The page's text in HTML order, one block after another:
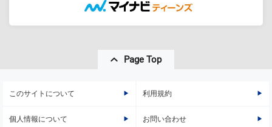
Page Top
このサイトについて 利用規約
個人情報について お問い合わせ